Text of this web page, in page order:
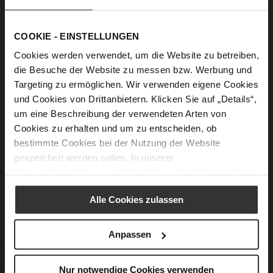
COOKIE - EINSTELLUNGEN
Cookies werden verwendet, um die Website zu betreiben,
die Besuche der Website zu messen bzw. Werbung und
Targeting zu ermöglichen. Wir verwenden eigene Cookies
und Cookies von Drittanbietern. Klicken Sie auf „Details“,
um eine Beschreibung der verwendeten Arten von
Cookies zu erhalten und um zu entscheiden, ob
bestimmte Cookies bei der Nutzung der Website
gespeichert werden sollen. In unserer
Alle Cookies zulassen
Anpassen
Nur notwendige Cookies verwenden
Show Password
Forgot Your Password?
New Customers
Creating an account has many benefits: check out faster, keep
more than one address, track orders and more.
CUSTOMER SERVICE